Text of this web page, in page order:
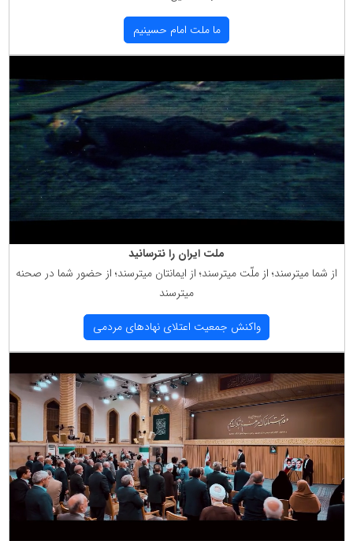
ما ملت امام حسینیم
ملت ایران را نترسانید
از شما میترسند؛ از ملّت میترسند؛ از ایمانتان میترسند؛ از حضور شما در صحنه
میترسند
واكنش جمعیت اعتلای نهادهای مردمی